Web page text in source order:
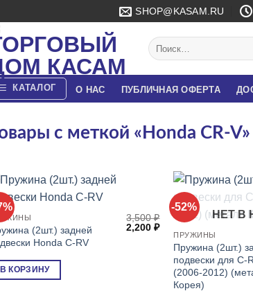
SHOP@KASAM.RU
Искать:
КАТАЛОГ О НАС ПУБЛИЧНАЯ ОФЕРТА
с меткой «Honda CR-V»
(2шт.) задней
Honda C-RV
3,500₽
Первоначальная
составляла
2,200₽Текущая
цена:
2,200 ₽.
В КОРЗИНУ
-52%
НЕТ В
ПРУЖИНЫ
Пружина (2шт.)
подвески для C-
(2006-2012)
Корея)